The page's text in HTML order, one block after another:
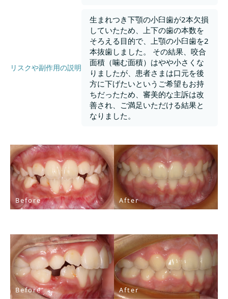
リスクや副作用の説明
生まれつき下顎の小臼歯が2本欠損
していたため、上下の歯の本数を
そろえる目的で、上顎の小臼歯を2
本抜歯しました。 その結果、咬合
面積（噛む面積）はやや小さくな
りましたが、患者さまは口元を後
方に下げたいというご希望もお持
ちだったため、審美的な主訴は改
善され、ご満足いただける結果と
なりました。
Before After
Before After